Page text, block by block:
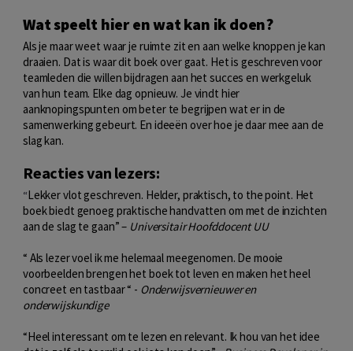
Wat speelt hier en wat kan ik doen?
Als je maar weet waar je ruimte zit en aan welke knoppen je kan
draaien. Dat is waar dit boek over gaat. Het is geschreven voor
teamleden die willen bijdragen aan het succes en werkgeluk
van hun team. Elke dag opnieuw. Je vindt hier
aanknopingspunten om beter te begrijpen wat er in de
samenwerking gebeurt. En ideeën over hoe je daar mee aan de
slag kan.
Reacties van lezers:
“Lekker vlot geschreven. Helder, praktisch, to the point. Het
boek biedt genoeg praktische handvatten om met de inzichten
aan de slag te gaan” – Universitair Hoofddocent UU
“ Als lezer voel ik me helemaal meegenomen. De mooie
voorbeelden brengen het boek tot leven en maken het heel
concreet en tastbaar “ - Onderwijsvernieuwer en
onderwijskundige
“Heel interessant om te lezen en relevant. Ik hou van het idee